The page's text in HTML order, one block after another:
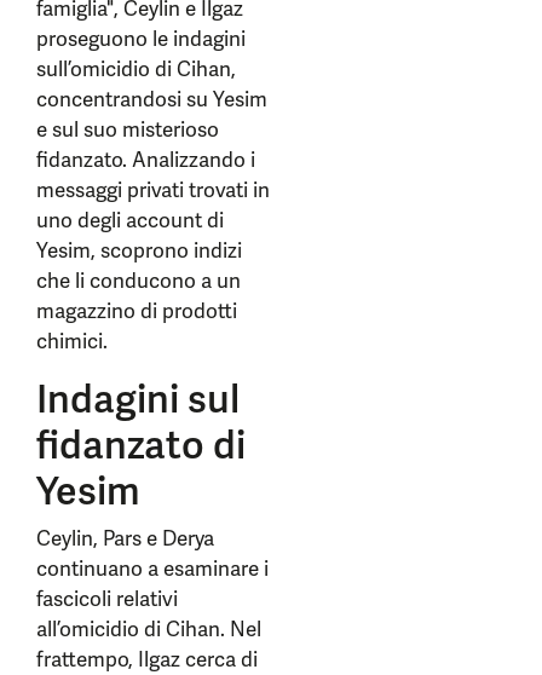
famiglia", Ceylin e Ilgaz
proseguono le indagini
sull’omicidio di Cihan,
concentrandosi su Yesim
e sul suo misterioso
fidanzato. Analizzando i
messaggi privati trovati in
uno degli account di
Yesim, scoprono indizi
che li conducono a un
magazzino di prodotti
chimici.
Indagini sul
fidanzato di
Yesim
Ceylin, Pars e Derya
continuano a esaminare i
fascicoli relativi
all’omicidio di Cihan. Nel
frattempo, Ilgaz cerca di